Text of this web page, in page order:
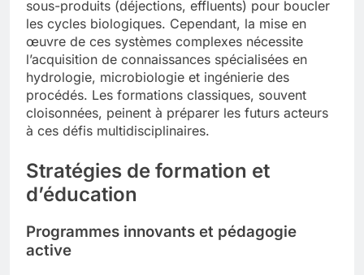
sous-produits (déjections, effluents) pour boucler
les cycles biologiques. Cependant, la mise en
œuvre de ces systèmes complexes nécessite
l’acquisition de connaissances spécialisées en
hydrologie, microbiologie et ingénierie des
procédés. Les formations classiques, souvent
cloisonnées, peinent à préparer les futurs acteurs
à ces défis multidisciplinaires.
Stratégies de formation et
d’éducation
Programmes innovants et pédagogie
active